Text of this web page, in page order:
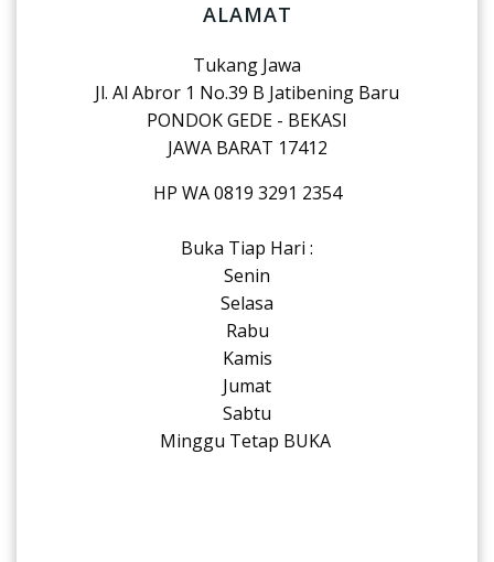
ALAMAT
Tukang Jawa
Jl. Al Abror 1 No.39 B Jatibening Baru
PONDOK GEDE - BEKASI
JAWA BARAT 17412
HP WA 0819 3291 2354
Buka Tiap Hari :
Senin
Selasa
Rabu
Kamis
Jumat
Sabtu
Minggu Tetap BUKA